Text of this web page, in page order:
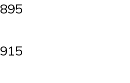
895
915